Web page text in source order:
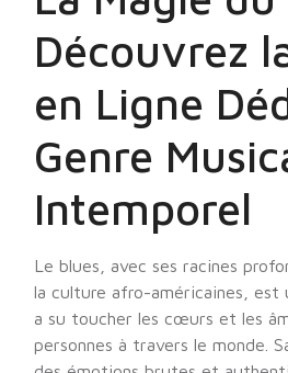
Découvrez
en Ligne
Genre
Intemporel
Le blues, avec ses racines
la culture afro-américaines, est
a su toucher les cœurs et les
personnes à travers le monde.